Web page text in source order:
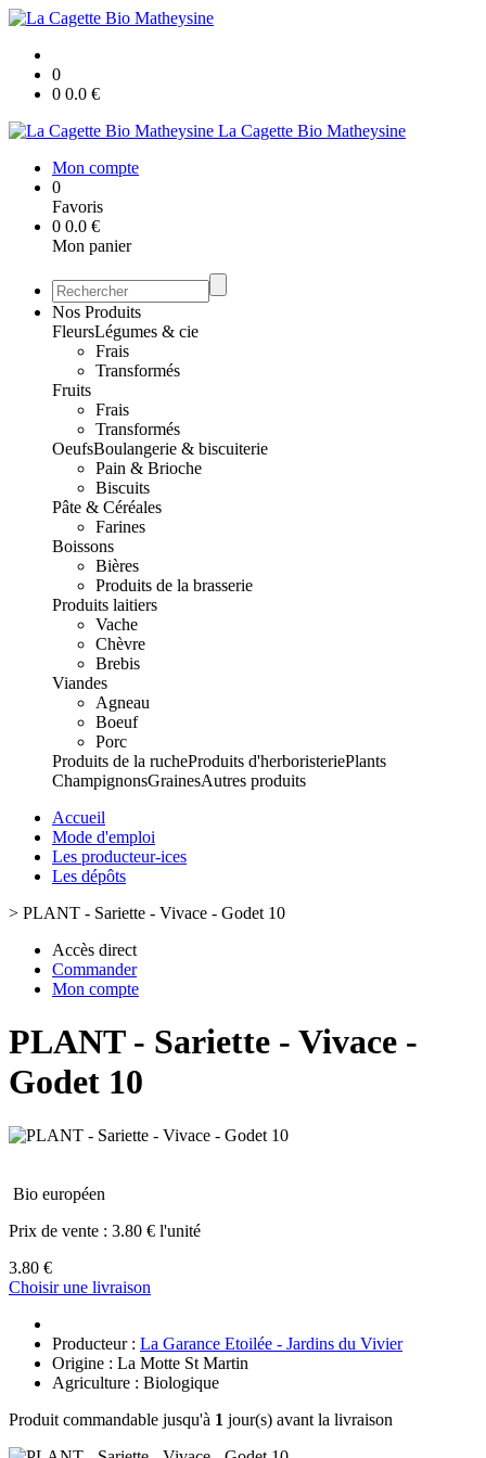
0
0 0.0 €
La Cagette Bio Matheysine
Mon compte
0
Favoris
0 0.0 €
Mon panier
Nos Produits
FleursLégumes & cie
Frais
Transformés
Fruits
Frais
Transformés
OeufsBoulangerie & biscuiterie
Pain & Brioche
Biscuits
Pâte & Céréales
Farines
Boissons
Bières
Produits de la brasserie
Produits laitiers
Vache
Chèvre
Brebis
Viandes
Agneau
Boeuf
Porc
Produits de la rucheProduits d'herboristeriePlants
ChampignonsGrainesAutres produits
Accueil
Mode d'emploi
Les producteur-ices
Les dépôts
> PLANT - Sariette - Vivace - Godet 10
Accès direct
Commander
Mon compte
PLANT - Sariette - Vivace -
Godet 10
Bio européen
Prix de vente : 3.80 € l'unité
3.80 €
Choisir une livraison
Producteur : La Garance Etoilée - Jardins du Vivier
Origine : La Motte St Martin
Agriculture : Biologique
Produit commandable jusqu'à 1 jour(s) avant la livraison